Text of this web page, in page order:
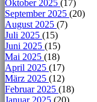
Oktober 2025 (17)
September 2025 (20)
August 2025 (7)
Juli 2025 (15)
Juni 2025 (15)
Mai 2025 (18)
April 2025 (17)
März 2025 (12)
Februar 2025 (18)
Januar 2025 (20)